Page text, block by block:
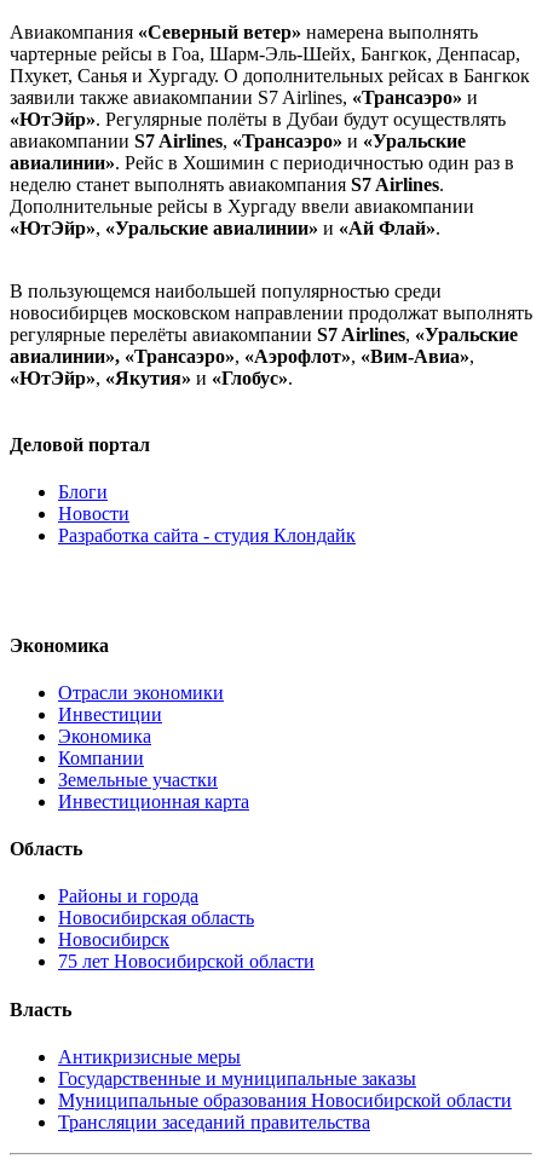
Авиакомпания «Северный ветер» намерена выполнять
чартерные рейсы в Гоа, Шарм-Эль-Шейх, Бангкок, Денпасар,
Пхукет, Санья и Хургаду. О дополнительных рейсах в Бангкок
заявили также авиакомпании S7 Airlines, «Трансаэро» и
«ЮтЭйр». Регулярные полёты в Дубаи будут осуществлять
авиакомпании S7 Airlines, «Трансаэро» и «Уральские
авиалинии». Рейс в Хошимин с периодичностью один раз в
неделю станет выполнять авиакомпания S7 Airlines.
Дополнительные рейсы в Хургаду ввели авиакомпании
«ЮтЭйр», «Уральские авиалинии» и «Ай Флай».
В пользующемся наибольшей популярностью среди
новосибирцев московском направлении продолжат выполнять
регулярные перелёты авиакомпании S7 Airlines, «Уральские
авиалинии», «Трансаэро», «Аэрофлот», «Вим-Авиа»,
«ЮтЭйр», «Якутия» и «Глобус».
Деловой портал
Блоги
Новости
Разработка сайта - студия Клондайк
Экономика
Отрасли экономики
Инвестиции
Экономика
Компании
Земельные участки
Инвестиционная карта
Область
Районы и города
Новосибирская область
Новосибирск
75 лет Новосибирской области
Власть
Антикризисные меры
Государственные и муниципальные заказы
Муниципальные образования Новосибирской области
Трансляции заседаний правительства